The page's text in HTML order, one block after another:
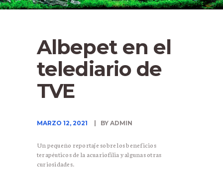
Albepet en el
telediario de
TVE
MARZO 12, 2021 BY ADMIN
Un pequeño reportaje sobre los beneficios
terapéuticos de la acuariofilia y algunas otras
curiosidades.